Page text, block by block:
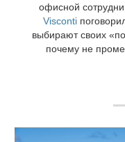
офисной
Visconti
выбирают своих
почему не